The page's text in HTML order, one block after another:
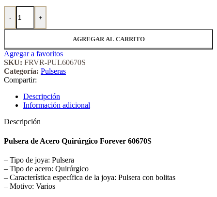
-
Pulsera de Acero Quirúrgico Forever 60670S cantidad
+
AGREGAR AL CARRITO
Agregar a favoritos
SKU: FRVR-PUL60670S
Categoría: Pulseras
Compartir:
Descripción
Información adicional
Descripción
Pulsera de Acero Quirúrgico Forever 60670S
– Tipo de joya: Pulsera
– Tipo de acero: Quirúrgico
– Característica específica de la joya: Pulsera con bolitas
– Motivo: Varios